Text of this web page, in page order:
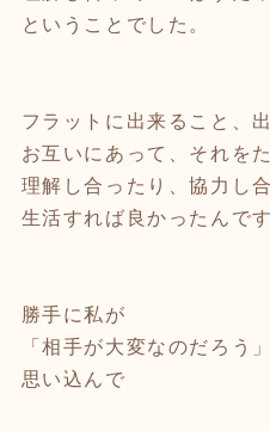
ということでした。
フラットに出来ること、
お互いにあって、それをた
理解し合ったり、協力し
生活すれば良かったんです
勝手に私が
「相手が大変なのだろう
思い込んで